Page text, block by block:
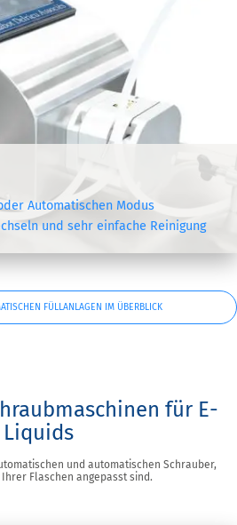
Automatischen Modus
und sehr einfache Reinigung
FÜLLANLAGEN IM ÜBERBLICK
für E-
Liquids
und automatischen Schrauber,
Flaschen angepasst sind.